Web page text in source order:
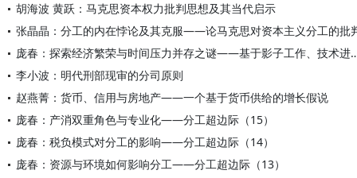
胡海波 黄跃：马克思资本权力批判思想及其当代启示
张晶晶：分工的内在悖论及其克服——论马克思对资本主义分工的批
庞春：探索经济繁荣与时间压力并
李小波：明代刑部现审的分司原则
赵燕菁：货币、信用与房地产——一个基于货币供给的增长假说
庞春：产消双重角色与专业化——分工超边际（15）
庞春：税负模式对分工的影响——分工超边际（14）
庞春：资源与环境如何影响分工——分工超边际（13）